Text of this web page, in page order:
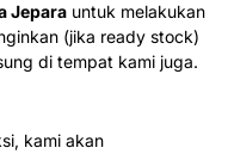
Jepara untuk melakukan
(jika ready stock)
di tempat kami juga.
kami akan